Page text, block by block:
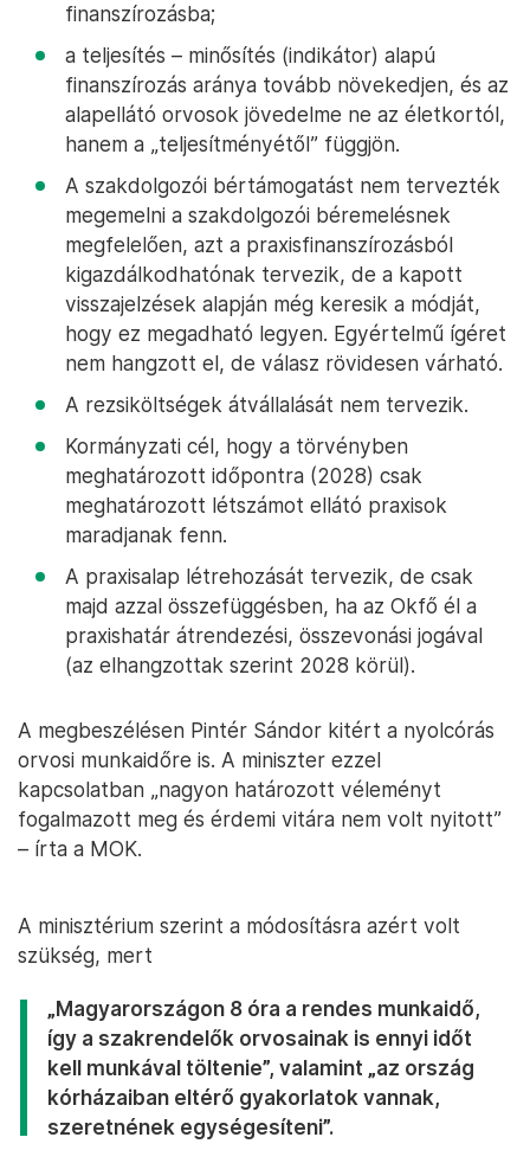
finanszírozásba;
a teljesítés – minősítés (indikátor) alapú
finanszírozás aránya tovább növekedjen, és az
alapellátó orvosok jövedelme ne az életkortól,
hanem a „teljesítményétől” függjön.
A szakdolgozói bértámogatást nem tervezték
megemelni a szakdolgozói béremelésnek
megfelelően, azt a praxisfinanszírozásból
kigazdálkodhatónak tervezik, de a kapott
visszajelzések alapján még keresik a módját,
hogy ez megadható legyen. Egyértelmű ígéret
nem hangzott el, de válasz rövidesen várható.
A rezsiköltségek átvállalását nem tervezik.
Kormányzati cél, hogy a törvényben
meghatározott időpontra (2028) csak
meghatározott létszámot ellátó praxisok
maradjanak fenn.
A praxisalap létrehozását tervezik, de csak
majd azzal összefüggésben, ha az Okfő él a
praxishatár átrendezési, összevonási jogával
(az elhangzottak szerint 2028 körül).
A megbeszélésen Pintér Sándor kitért a nyolcórás
orvosi munkaidőre is. A miniszter ezzel
kapcsolatban „nagyon határozott véleményt
fogalmazott meg és érdemi vitára nem volt nyitott”
– írta a MOK.
A minisztérium szerint a módosításra azért volt
szükség, mert
„Magyarországon 8 óra a rendes munkaidő,
így a szakrendelők orvosainak is ennyi időt
kell munkával töltenie”, valamint „az ország
kórházaiban eltérő gyakorlatok vannak,
szeretnének egységesíteni”.